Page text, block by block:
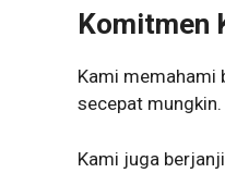
Komitmen
Kami memahami
secepat
Kami juga